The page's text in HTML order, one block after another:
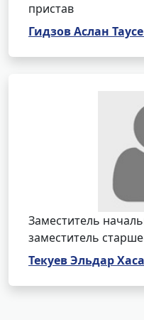
пристав
Гидзов Аслан
Заместитель
заместитель
Текуев Эльдар